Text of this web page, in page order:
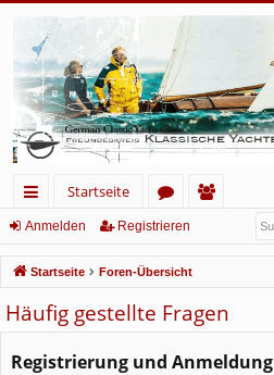
ch
ne
llz
ug
rif
Startseite
or
en
lie
de
r
Anmelden Registrieren
Startseite Foren-Übersicht
Häufig gestellte Fragen
Registrierung und Anmeldung